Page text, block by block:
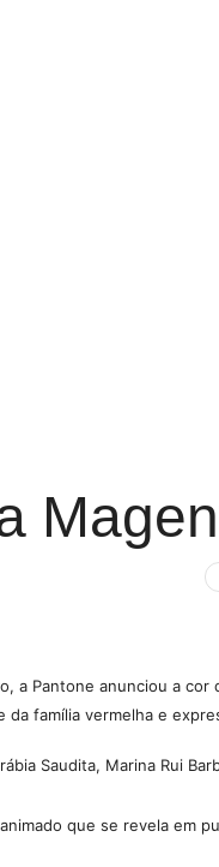
a Pantone anunciou a cor
da família vermelha e
Saudita, Marina Rui
que se revela em